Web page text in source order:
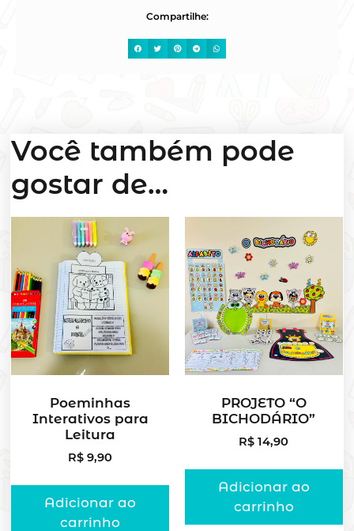
Compartilhe:
Você também pode
gostar de…
Poeminhas
Interativos para
Leitura
R$ 9,90
Adicionar ao
carrinho
PROJETO “O
BICHODÁRIO”
R$ 14,90
Adicionar ao
carrinho